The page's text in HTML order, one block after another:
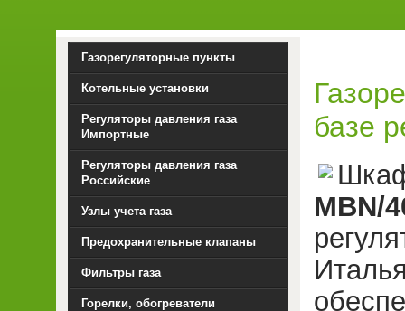
базе
MBN/
Газорегуляторные пункты
Котельные установки
Регуляторы давления газа
Импортные
Регуляторы давления газа
Российские
Узлы учета газа
Предохранительные клапаны
Фильтры газа
Горелки, обогреватели